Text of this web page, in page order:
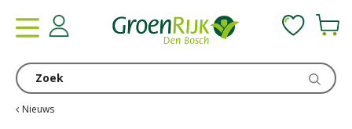
Nieuws